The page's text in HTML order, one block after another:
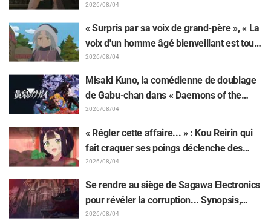
Synopsis, visuels, bande-annonce WEB et
affiches de l'épisode 5 de l'anime dévoilés
2026/08/04
« Surpris par sa voix de grand-père », « La
voix d'un homme âgé bienveillant est tout
aussi superbe » : Akira Ishida en chef de
clan dans l'épisode 6 de l'anime «
Jaadugar: A Witch in Mongolia »
2026/08/04
Misaki Kuno, la comédienne de doublage
de Gabu-chan dans « Daemons of the
Shadow Realm » : « Je tremblais de tout
mon corps et je pleurais... » Elle révèle les
coulisses de son "interprétation magistrale
et habitée" dans l'épisode 17
2026/08/04
« Régler cette affaire... » : Kou Reirin qui
fait craquer ses poings déclenche des
réactions comme « Quelle tête de mule
(lol) » et « Regardez cette tête » / Épisode
4 de « Though I Am an Inept Villainess »
2026/08/04
Se rendre au siège de Sagawa Electronics
pour révéler la corruption... Synopsis,
captures d'écran et visuel de l'épisode 5
2026/08/04